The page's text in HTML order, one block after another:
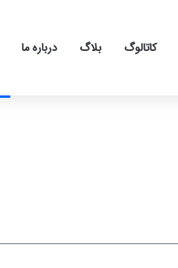
کاتالوگ بلاگ درباره ما